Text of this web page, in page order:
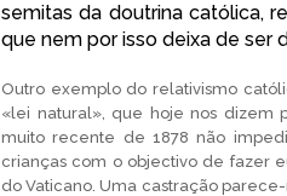
semitas da doutrina católica,
que nem por isso deixa de ser
Outro exemplo do relativismo
«lei natural», que hoje nos dizem
muito recente de 1878 não
crianças com o objectivo de fazer
do Vaticano. Uma castração